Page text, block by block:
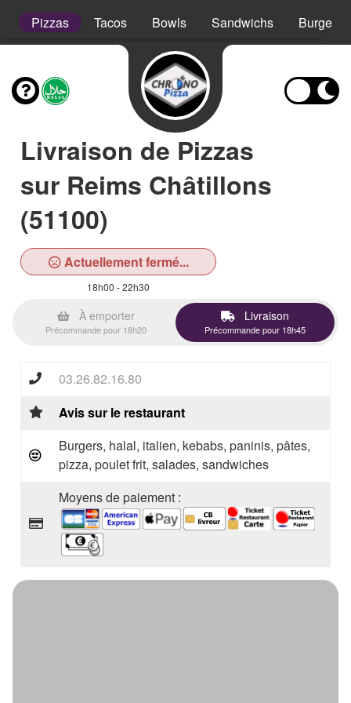
Pizzas Tacos Bowls Sandwichs Burgers
Livraison de Pizzas
sur Reims Châtillons
(51100)
Actuellement fermé...
18h00 - 22h30
À emporter
Précommande pour 18h20
Livraison
Précommande pour 18h45
03.26.82.16.80
Avis sur le restaurant
Burgers, halal, italien, kebabs, paninis, pâtes,
pizza, poulet frit, salades, sandwiches
Moyens de paiement :